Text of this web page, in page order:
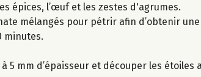
épices, l’œuf et les zestes d'agrumes.
mélangés pour pétrir afin d’obtenir
minutes.
5 mm d’épaisseur et découper les étoiles